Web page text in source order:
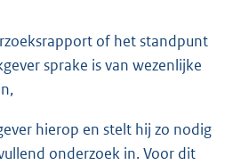
of het standpunt
sprake is van wezenlijke
hierop en stelt hij zo nodig
onderzoek in. Voor dit